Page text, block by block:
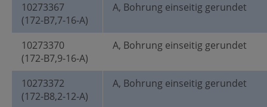
10273367
(172-B7,7-16-A)
A, Bohrung einseitig gerundet
10273370
(172-B7,9-16-A)
A, Bohrung einseitig gerundet
10273372
(172-B8,2-12-A)
A, Bohrung einseitig gerundet